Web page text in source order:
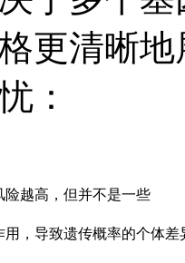
更清晰
：
险越高，但并不是一些
用，导致遗传概率的个体差